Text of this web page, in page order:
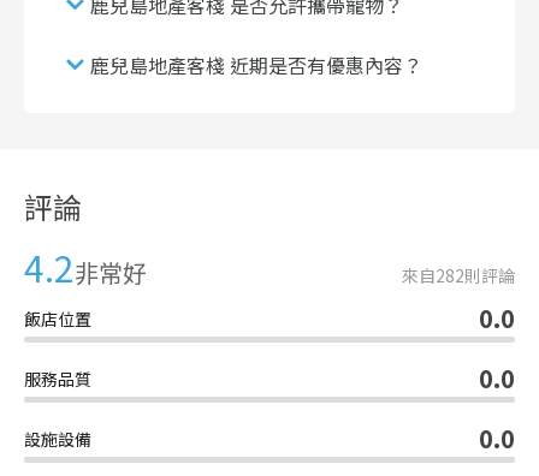
鹿兒島地產客棧 近期是否有優惠內容？
評論
4.2非常好 來自282則評論
飯店位置
0.0
服務品質 0.0
設施設備 0.0